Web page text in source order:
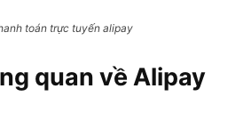
toán trực tuyến alipay
quan về Alipay